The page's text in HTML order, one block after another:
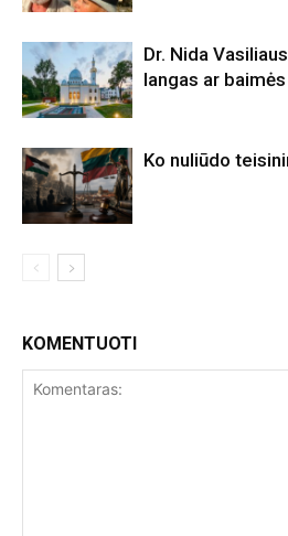
Dr. Nida
langas ar
Ko nuliūdo
KOMENTUOTI